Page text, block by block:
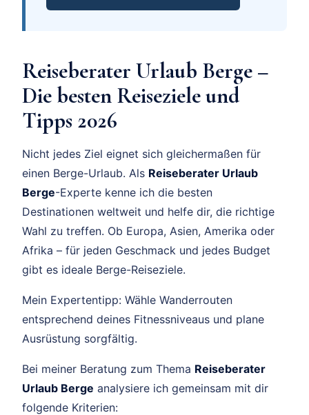
Reiseberater Urlaub Berge –
Die besten Reiseziele und
Tipps 2026
Nicht jedes Ziel eignet sich gleichermaßen für
einen Berge-Urlaub. Als Reiseberater Urlaub
Berge-Experte kenne ich die besten
Destinationen weltweit und helfe dir, die richtige
Wahl zu treffen. Ob Europa, Asien, Amerika oder
Afrika – für jeden Geschmack und jedes Budget
gibt es ideale Berge-Reiseziele.
Mein Expertentipp: Wähle Wanderrouten
entsprechend deines Fitnessniveaus und plane
Ausrüstung sorgfältig.
Bei meiner Beratung zum Thema Reiseberater
Urlaub Berge analysiere ich gemeinsam mit dir
folgende Kriterien: